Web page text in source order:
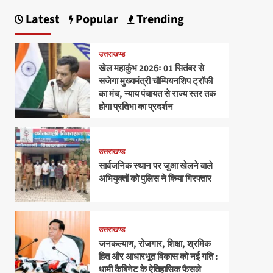
Latest Popular Trending
उत्तराखण्ड
खेल महाकुंभ 2026ः 01 सितंबर से
सजेगा मुख्यमंत्री चौम्पियनशिप ट्रॉफी
का मंच, न्याय पंचायत से राज्य स्तर तक
होगा प्रतिभा का प्रदर्शन
उत्तराखण्ड
सार्वजनिक स्थान पर जुआ खेलने वाले
अभियुक्तों को पुलिस ने किया गिरफ्तार
उत्तराखण्ड
जनकल्याण, रोजगार, शिक्षा, श्रमिक
हित और आधारभूत विकास को नई गति :
धामी कैबिनेट के ऐतिहासिक फैसले